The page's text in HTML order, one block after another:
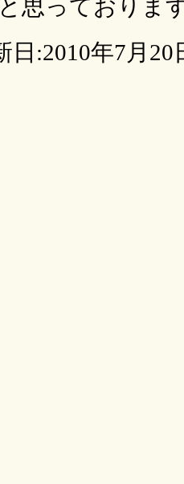
思っておりま
日:2010年7月20